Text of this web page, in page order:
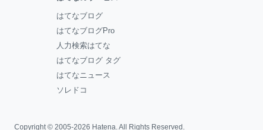
はてなブログ
はてなブログPro
人力検索はてな
はてなブログ タグ
はてなニュース
ソレドコ
Copyright © 2005-2026 Hatena. All Rights Reserved.